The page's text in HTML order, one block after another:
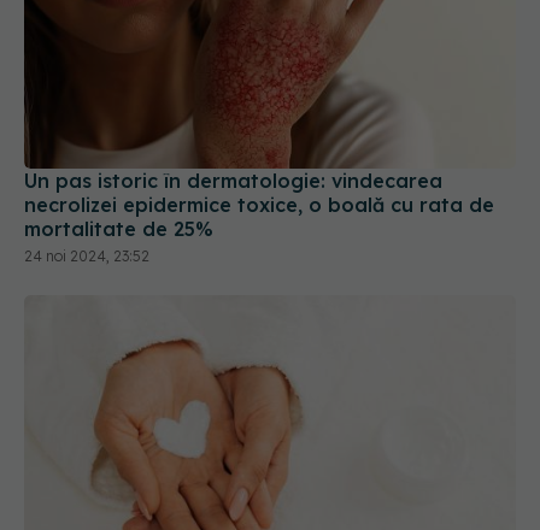
Un pas istoric în dermatologie: vindecarea
necrolizei epidermice toxice, o boală cu rata de
mortalitate de 25%
24 noi 2024, 23:52